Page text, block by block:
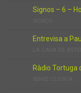
Signos – 6 –
Entrevisa a
Ràdio Tortuga